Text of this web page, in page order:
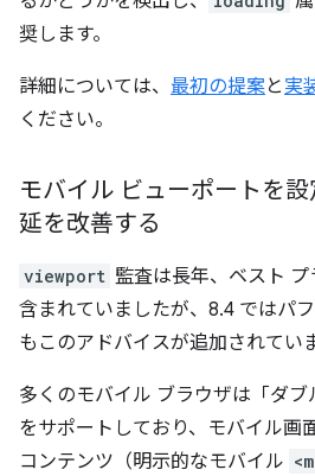
奨します。
詳細については、 最初の提案と 実
ください。
モバイル ビューポートを
延を改善する
viewport 監査は長年、ベスト
含まれていましたが、8.4 ではパ
もこのアドバイスが追加されていま
多くのモバイル ブラウザは「ダブ
をサポートしており、モバイル画
コンテンツ（明示的なモバイル